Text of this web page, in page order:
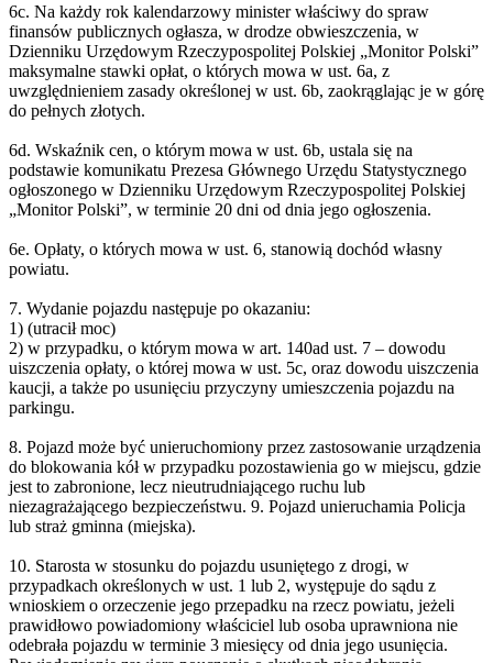
6c. Na każdy rok kalendarzowy minister właściwy do spraw
finansów publicznych ogłasza, w drodze obwieszczenia, w
Dzienniku Urzędowym Rzeczypospolitej Polskiej „Monitor Polski”
maksymalne stawki opłat, o których mowa w ust. 6a, z
uwzględnieniem zasady określonej w ust. 6b, zaokrąglając je w górę
do pełnych złotych.
6d. Wskaźnik cen, o którym mowa w ust. 6b, ustala się na
podstawie komunikatu Prezesa Głównego Urzędu Statystycznego
ogłoszonego w Dzienniku Urzędowym Rzeczypospolitej Polskiej
„Monitor Polski”, w terminie 20 dni od dnia jego ogłoszenia.
6e. Opłaty, o których mowa w ust. 6, stanowią dochód własny
powiatu.
7. Wydanie pojazdu następuje po okazaniu:
1) (utracił moc)
2) w przypadku, o którym mowa w art. 140ad ust. 7 – dowodu
uiszczenia opłaty, o której mowa w ust. 5c, oraz dowodu uiszczenia
kaucji, a także po usunięciu przyczyny umieszczenia pojazdu na
parkingu.
8. Pojazd może być unieruchomiony przez zastosowanie urządzenia
do blokowania kół w przypadku pozostawienia go w miejscu, gdzie
jest to zabronione, lecz nieutrudniającego ruchu lub
niezagrażającego bezpieczeństwu. 9. Pojazd unieruchamia Policja
lub straż gminna (miejska).
10. Starosta w stosunku do pojazdu usuniętego z drogi, w
przypadkach określonych w ust. 1 lub 2, występuje do sądu z
wnioskiem o orzeczenie jego przepadku na rzecz powiatu, jeżeli
prawidłowo powiadomiony właściciel lub osoba uprawniona nie
odebrała pojazdu w terminie 3 miesięcy od dnia jego usunięcia.